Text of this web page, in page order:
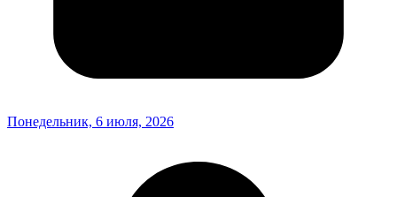
Понедельник, 6 июля, 2026